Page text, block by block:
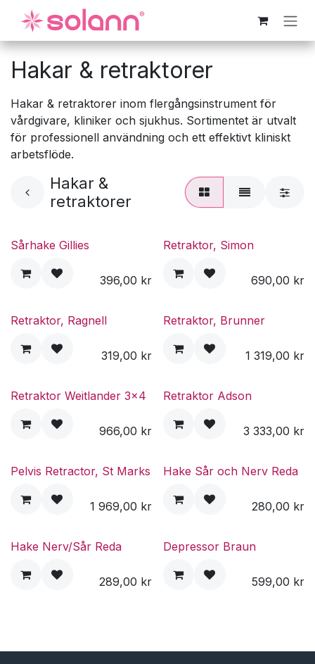
Hoppa till innehåll
Hakar & retraktorer
Hakar & retraktorer inom flergångsinstrument för
vårdgivare, kliniker och sjukhus. Sortimentet är utvalt
för professionell användning och ett effektivt kliniskt
arbetsflöde.
Hakar &
retraktorer
Sårhake Gillies
396,00 kr
Retraktor, Simon
690,00 kr
Retraktor, Ragnell
319,00 kr
Retraktor, Brunner
1 319,00 kr
Retraktor Weitlander 3x4
966,00 kr
Retraktor Adson
3 333,00 kr
Pelvis Retractor, St Marks
1 969,00 kr
Hake Sår och Nerv Reda
280,00 kr
Hake Nerv/Sår Reda
289,00 kr
Depressor Braun
599,00 kr